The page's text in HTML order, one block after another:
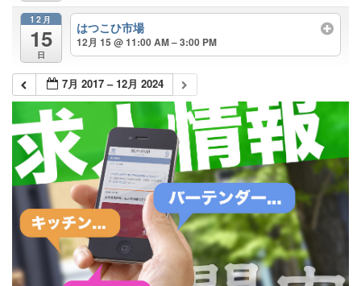
12月
15
日
はつこひ市場
12月 15 @ 11:00 AM – 3:00 PM
7月 2017 – 12月 2024